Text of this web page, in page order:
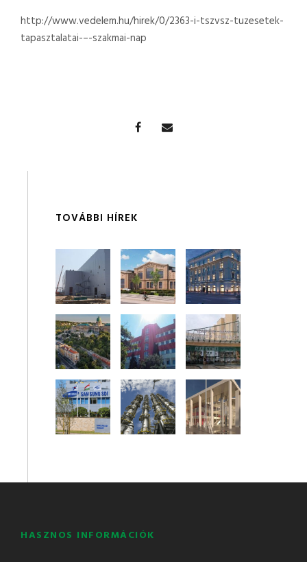
http://www.vedelem.hu/hirek/0/2363-i-tszvsz-tuzesetek-
tapasztalatai-–-szakmai-nap
TOVÁBBI HÍREK
HASZNOS INFORMÁCIÓK